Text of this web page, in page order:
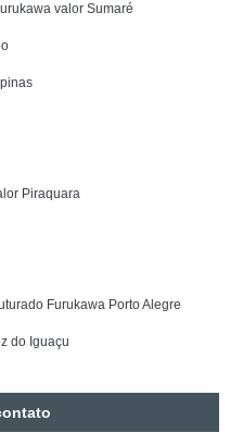
valor Sumaré
Piraquara
Furukawa Porto Alegre
do Iguaçu